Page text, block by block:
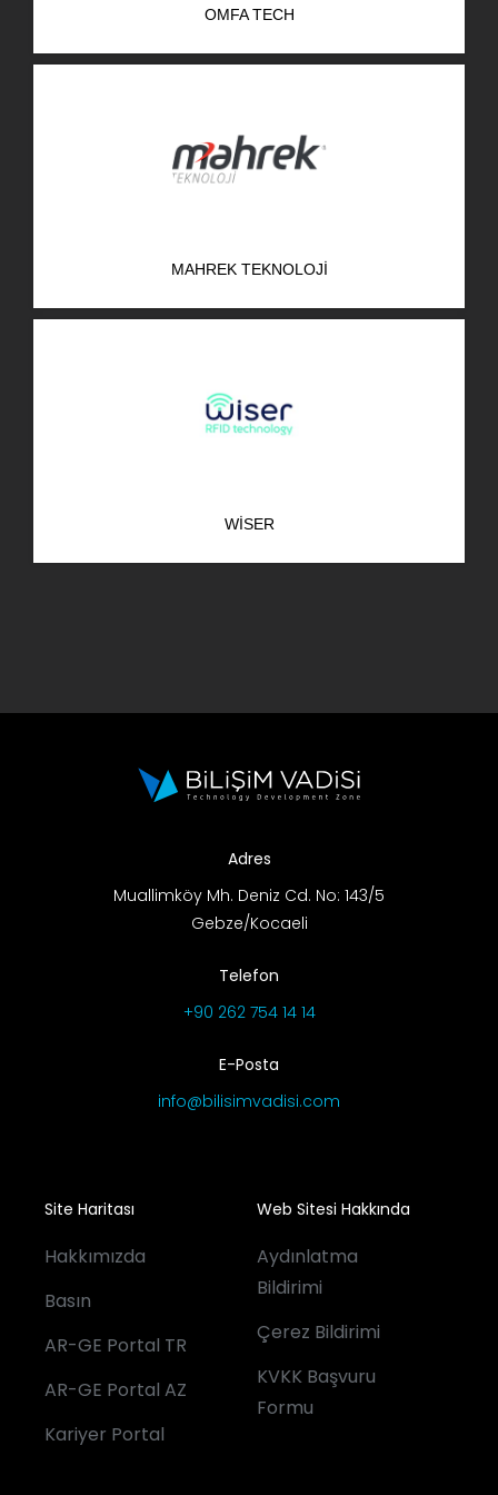
AR-GE Portal
EN
OMFA TECH
MAHREK TEKNOLOJI
WISER
Adres
Muallimköy Mh. Deniz Cd. No: 143/5
Gebze/Kocaeli
Telefon
+90 262 754 14 14
E-Posta
info@bilisimvadisi.com
Site Haritası
Hakkımızda
Basın
AR-GE Portal TR
AR-GE Portal AZ
Kariyer Portal
Web Sitesi Hakkında
Aydınlatma
Bildirimi
Çerez Bildirimi
KVKK Başvuru
Formu